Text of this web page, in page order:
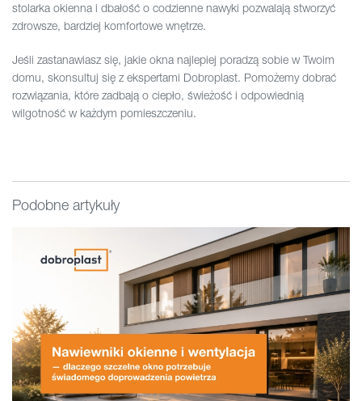
stolarka okienna i dbałość o codzienne nawyki pozwalają stworzyć
zdrowsze, bardziej komfortowe wnętrze.
Jeśli zastanawiasz się, jakie okna najlepiej poradzą sobie w Twoim
domu, skonsultuj się z ekspertami Dobroplast. Pomożemy dobrać
rozwiązania, które zadbają o ciepło, świeżość i odpowiednią
wilgotność w każdym pomieszczeniu.
Podobne artykuły